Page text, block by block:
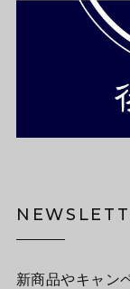
新商品やキャン